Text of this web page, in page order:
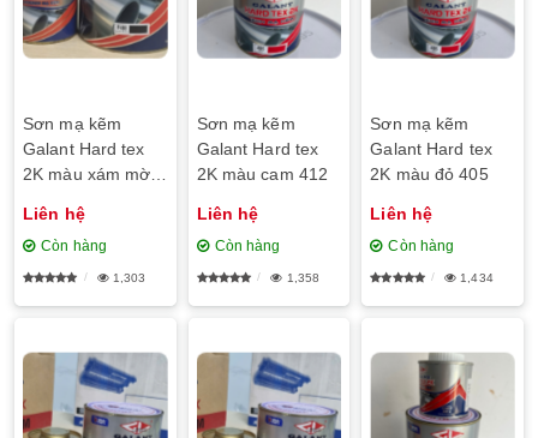
Sơn mạ kẽm
Galant Hard tex
2K màu xám mờ
Liên hệ
Còn hàng
1,303
Sơn mạ kẽm
Galant Hard tex
2K màu cam 412
Liên hệ
Còn hàng
1,358
Sơn mạ kẽm
Galant Hard tex
2K màu đỏ 405
Liên hệ
Còn hàng
1,434